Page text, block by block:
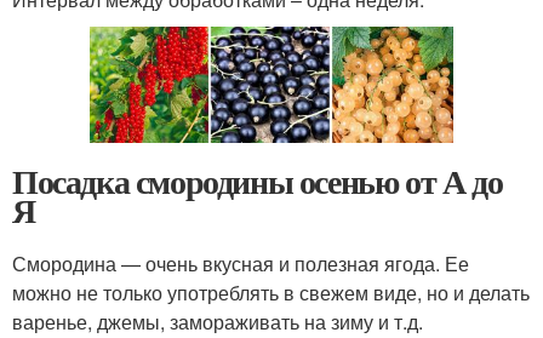
Посадка смородины осенью от А до
Я
Смородина — очень вкусная и полезная ягода. Ее
можно не только употреблять в свежем виде, но и делать
варенье, джемы, замораживать на зиму и т.д.